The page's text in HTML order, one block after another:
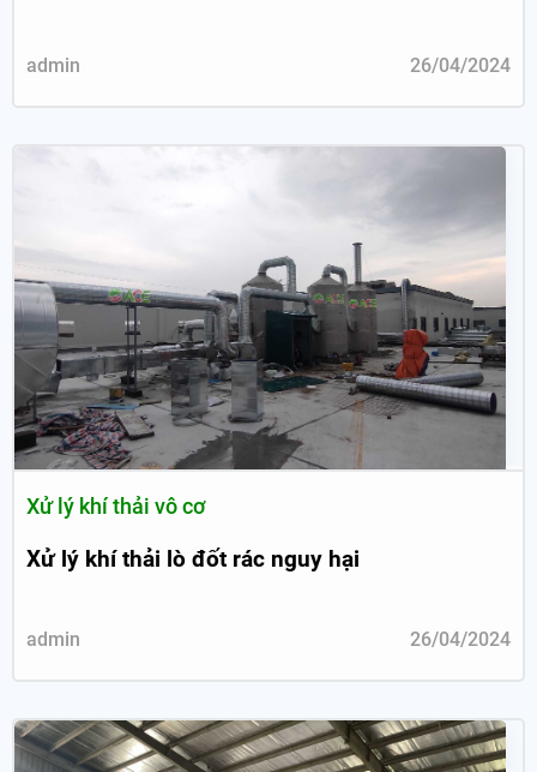
admin 26/04/2024
Xử lý khí thải vô cơ
Xử lý khí thải lò đốt rác nguy hại
admin 26/04/2024